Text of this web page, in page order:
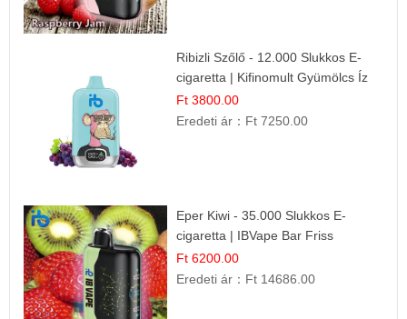
Ribizli Szőlő - 12.000 Slukkos E-
cigaretta | Kifinomult Gyümölcs Íz
Ft 3800.00
Eredeti ár： Ft 7250.00
Eper Kiwi - 35.000 Slukkos E-
cigaretta | IBVape Bar Friss
Gyümölcs Ízek
Ft 6200.00
Eredeti ár： Ft 14686.00